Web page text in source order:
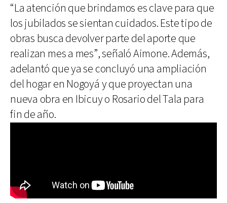
“La atención que brindamos es clave para que
los jubilados se sientan cuidados. Este tipo de
obras busca devolver parte del aporte que
realizan mes a mes”, señaló Aimone. Además,
adelantó que ya se concluyó una ampliación
del hogar en Nogoyá y que proyectan una
nueva obra en Ibicuy o Rosario del Tala para
fin de año.